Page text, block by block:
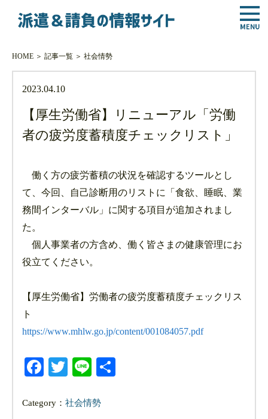
HOME＞ 記事一覧＞ 社会情勢
2023.04.10
【厚生労働省】リニューアル「労働
者の疲労度蓄積度チェックリスト」
働く方の疲労蓄積の状況を確認するツールとし
て、今回、自己診断用のリストに「食欲、睡眠、業
務間インターバル」に関する項目が追加されまし
た。
個人事業者の方含め、働く皆さまの健康管理にお
役立てください。
【厚生労働省】労働者の疲労度蓄積度チェックリス
ト
https://www.mhlw.go.jp/content/001084057.pdf
Facebook
Twitter
Line
Category：社会情勢